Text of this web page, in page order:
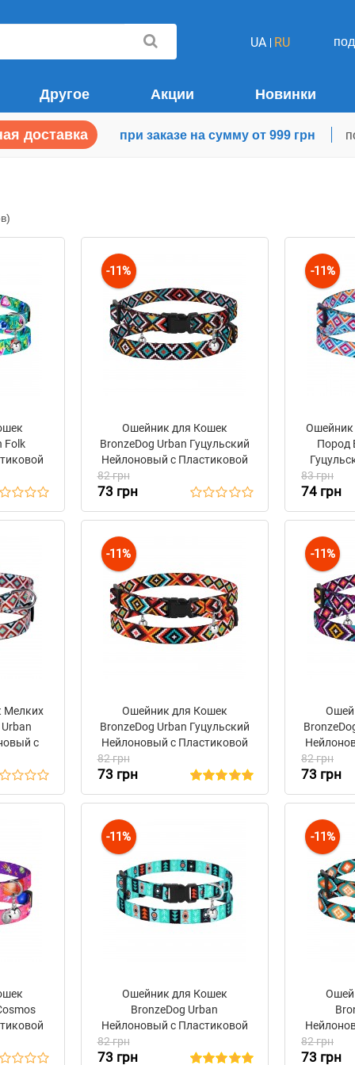
UA RU
Другое Акции Новинки
доставка при заказе на сумму от 999 грн
Folk
-11%
Ошейник для Кошек
BronzeDog Urban Гуцульский
Нейлоновый c Пластиковой
Пряжкой и Колокольчиком
Ментол
82 грн
73 грн
-11%
Ошейник
Пород
83 грн
74 грн
Мелких
c
-11%
Ошейник для Кошек
BronzeDog Urban Гуцульский
Нейлоновый c Пластиковой
Пряжкой и Колокольчиком
Оранжевый
82 грн
73 грн
-11%
82 грн
73 грн
-11%
Ошейник для Кошек
BronzeDog Urban
Нейлоновый с Пластиковой
Пряжкой и Колокольчиком
82 грн
73 грн
-11%
82 грн
73 грн